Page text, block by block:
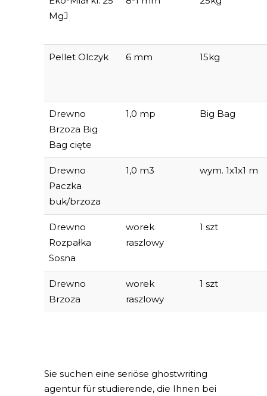
MgJ
Pellet Olczyk 6 mm 15kg
Drewno
Brzoza Big
Bag cięte
1,0 mp Big Bag
Drewno
Paczka
buk/brzoza
1,0 m3 wym. 1x1x1 m
Drewno
Rozpałka
Sosna
worek
raszlowy
1 szt
Drewno
Brzoza
worek
raszlowy
1 szt
Sie suchen eine seriöse ghostwriting
agentur für studierende, die Ihnen bei